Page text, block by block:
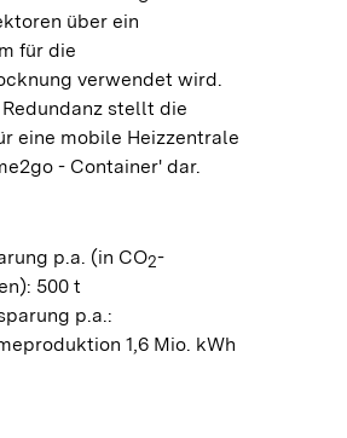
über ein
für die
verwendet wird.
stellt die
eine mobile Heizzentrale
- Container' dar.
p.a. (in CO2-
500 t
p.a.:
1,6 Mio. kWh